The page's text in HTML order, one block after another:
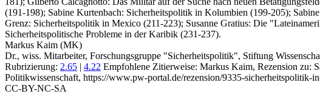
(191-198); Sabine Kurtenbach: Sicherheitspolitik in Kolumbien (199-205);
Grenz: Sicherheitspolitik in Mexico (211-223); Susanne Gratius: Die
Sicherheitspolitische Probleme in der Karibik (231-237).
Markus Kaim (MK)
Dr., wiss. Mitarbeiter, Forschungsgruppe "Sicherheitspolitik", Stiftung
Rubrizierung: 2.65 | 4.22 Empfohlene Zitierweise: Markus Kaim, Rezension zu:
Politikwissenschaft, https://www.pw-portal.de/rezension/9335-sicherheitspolitik-
CC-BY-NC-SA